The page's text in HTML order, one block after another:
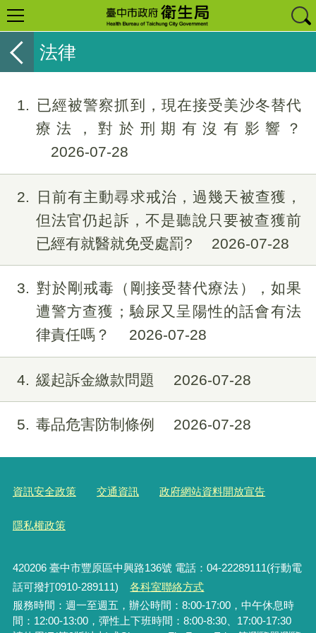
法律
1
已經被警察抓到，現在接受美沙冬替代
療法，對於刑期有沒有影響？
2026-07-28
2
日前有主動尋求戒治，過幾天被查獲，
但法官仍起訴，不是聽說只要被查獲前
已經有就醫就免受處罰?
2026-07-28
3
對於剛戒毒（剛接受替代療法），如果
遭警方查獲；驗尿又呈陽性的話會有法
律責任嗎？
2026-07-28
4 緩起訴金繳款問題 2026-07-28
5 毒品危害防制條例 2026-07-28
資訊安全政策 交通資訊 政府網站資料開放宣告
隱私權政策
420206臺中市豐原區中興路136號 電話：04-22289111(行動電
話可撥打0910-289111)
各科室聯絡方式
服務時間：週一至週五，辦公時間：8:00-17:00，中午休息時
間：12:00-13:00，彈性上下班時間：8:00-8:30、17:00-17:30